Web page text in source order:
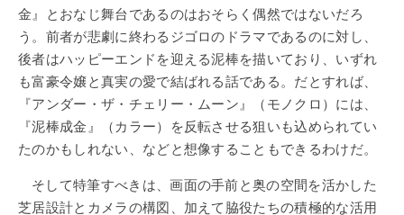
金』とおなじ舞台であるのはおそらく偶然ではないだろ
う。前者が悲劇に終わるジゴロのドラマであるのに対し、
後者はハッピーエンドを迎える泥棒を描いており、いずれ
も富豪令嬢と真実の愛で結ばれる話である。だとすれば、
『アンダー・ザ・チェリー・ムーン』（モノクロ）には、
『泥棒成金』（カラー）を反転させる狙いも込められてい
たのかもしれない、などと想像することもできるわけだ。
そして特筆すべきは、画面の手前と奥の空間を活かした
芝居設計とカメラの構図、加えて脇役たちの積極的な活用